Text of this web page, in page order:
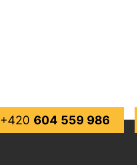
+420 604 559 986